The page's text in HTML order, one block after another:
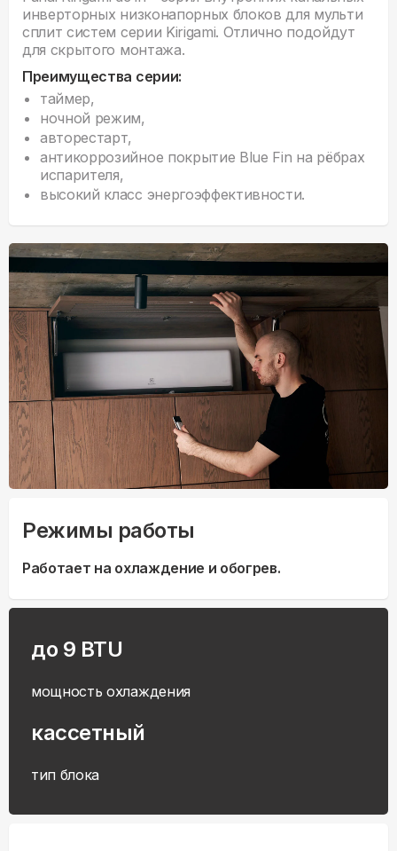
инверторных низконапорных блоков для мульти
сплит систем серии Kirigami. Отлично подойдут
для скрытого монтажа.
Преимущества серии:
таймер,
ночной режим,
авторестарт,
антикоррозийное покрытие Blue Fin на рёбрах
испарителя,
высокий класс энергоэффективности.
Режимы работы
Работает на охлаждение и обогрев.
до 9 BTU
мощность охлаждения
кассетный
тип блока